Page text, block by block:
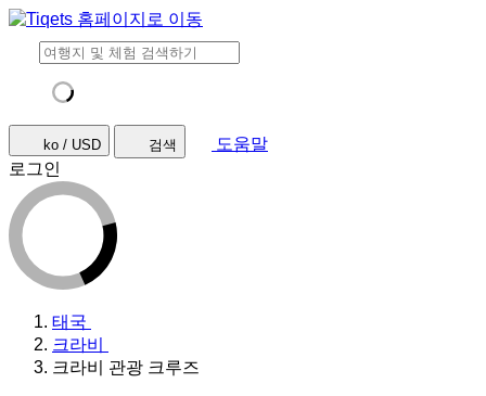
ko / USD 검색
도움말
로그인
태국
크라비
크라비 관광 크루즈